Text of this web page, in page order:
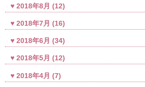
2018年8月 (12)
2018年7月 (16)
2018年6月 (34)
2018年5月 (12)
2018年4月 (7)